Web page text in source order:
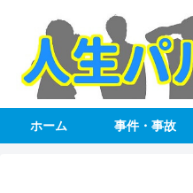
ホーム 事件・事故